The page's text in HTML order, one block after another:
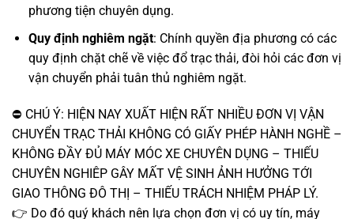
phương tiện chuyên dụng.
Quy định nghiêm ngặt: Chính quyền địa phương có các
quy định chặt chẽ về việc đổ trạc thải, đòi hỏi các đơn vị
vận chuyển phải tuân thủ nghiêm ngặt.
⛔ CHÚ Ý: HIỆN NAY XUẤT HIỆN RẤT NHIỀU ĐƠN VỊ VẬN
CHUYỂN TRẠC THẢI KHÔNG CÓ GIẤY PHÉP HÀNH NGHỀ –
KHÔNG ĐẦY ĐỦ MÁY MÓC XE CHUYÊN DỤNG – THIẾU
CHUYÊN NGHIÊP GÂY MẤT VỆ SINH ẢNH HƯỞNG TỚI
GIAO THÔNG ĐÔ THỊ – THIẾU TRÁCH NHIỆM PHÁP LÝ.
👉 Do đó quý khách nên lựa chọn đơn vị có uy tín, máy